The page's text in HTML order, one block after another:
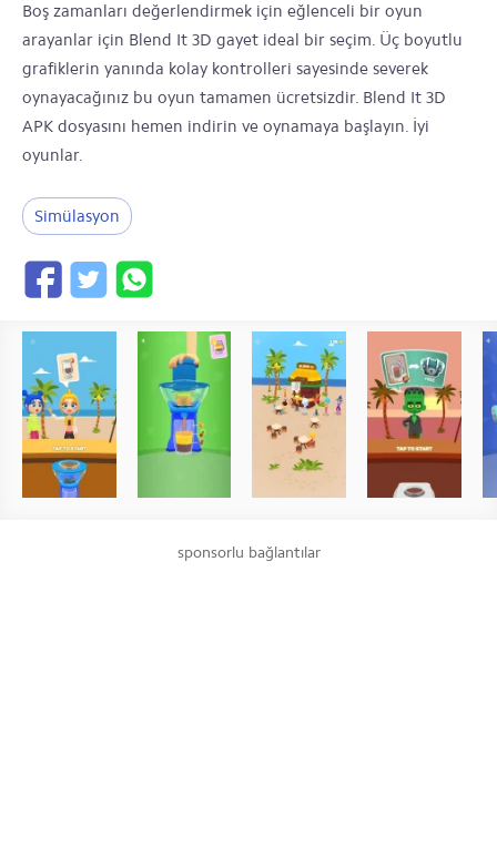
Boş zamanları değerlendirmek için eğlenceli bir oyun
arayanlar için Blend It 3D gayet ideal bir seçim. Üç boyutlu
grafiklerin yanında kolay kontrolleri sayesinde severek
oynayacağınız bu oyun tamamen ücretsizdir. Blend It 3D
APK dosyasını hemen indirin ve oynamaya başlayın. İyi
oyunlar.
Simülasyon
sponsorlu bağlantılar